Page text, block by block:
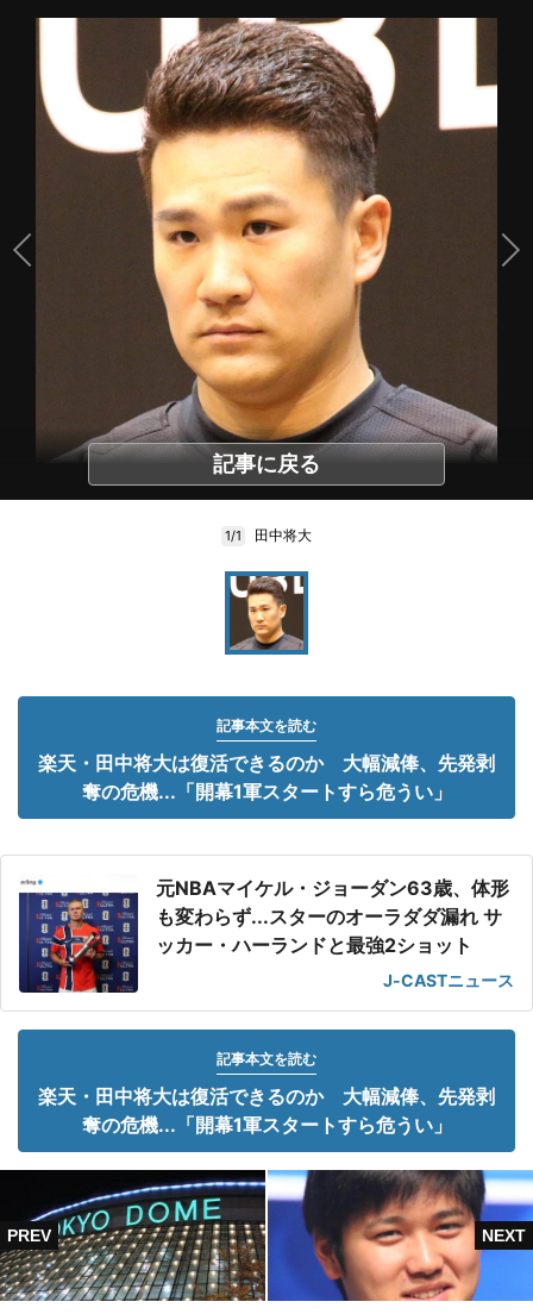
記事に戻る
1/1 田中将大
記事本文を読む
楽天・田中将大は復活できるのか 大幅減俸、先発剥
奪の危機...「開幕1軍スタートすら危うい」
元NBAマイケル・ジョーダン63歳、体形
も変わらず...スターのオーラダダ漏れ サ
ッカー・ハーランドと最強2ショット
J-CASTニュース
記事本文を読む
楽天・田中将大は復活できるのか 大幅減俸、先発剥
奪の危機...「開幕1軍スタートすら危うい」